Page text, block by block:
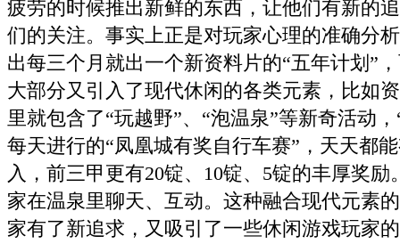
疲劳的时候推出新鲜的东西，让他们有新的
们的关注。事实上正是对玩家心理的准确分
出每三个月就出一个新资料片的“五年计划”
大部分又引入了现代休闲的各类元素，比
里就包含了“玩越野”、“泡温泉”等新奇活动
每天进行的“凤凰城有奖自行车赛”，天天都
入，前三甲更有20锭、10锭、5锭的丰厚奖励
家在温泉里聊天、互动。这种融合现代元素
家有了新追求，又吸引了一些休闲游戏玩家